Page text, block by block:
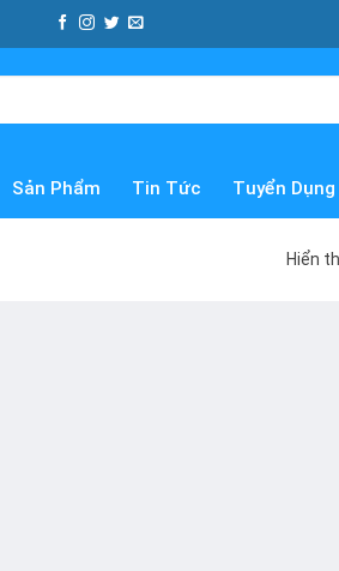
Sản Phẩm Tin Tức Tuyển Dụng
Hiển